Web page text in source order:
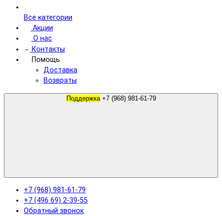
Все категории
Акции
О нас
Контакты
Помощь
Доставка
Возвраты
Поддержка +7 (968) 981-61-79
+7 (968) 981-61-79
+7 (496 69) 2-39-55
Обратный звонок